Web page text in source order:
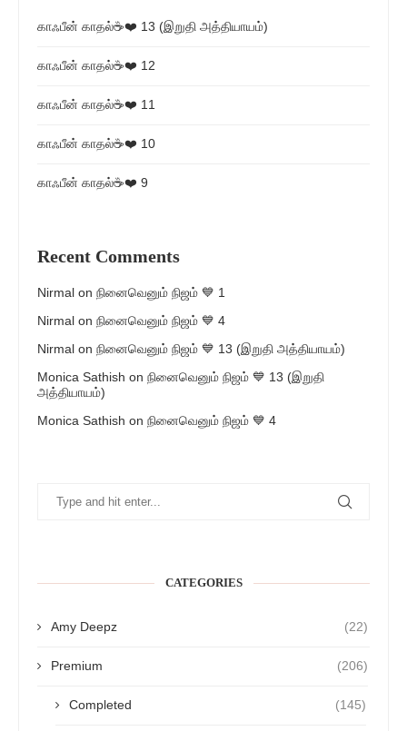
காஃபீன் காதல்☕❤️ 13 (இறுதி அத்தியாயம்)
காஃபீன் காதல்☕❤️ 12
காஃபீன் காதல்☕❤️ 11
காஃபீன் காதல்☕❤️ 10
காஃபீன் காதல்☕❤️ 9
Recent Comments
Nirmal on நினைவெனும் நிஜம் 💙 1
Nirmal on நினைவெனும் நிஜம் 💙 4
Nirmal on நினைவெனும் நிஜம் 💙 13 (இறுதி அத்தியாயம்)
Monica Sathish on நினைவெனும் நிஜம் 💙 13 (இறுதி
அத்தியாயம்)
Monica Sathish on நினைவெனும் நிஜம் 💙 4
CATEGORIES
Amy Deepz (22)
Premium (206)
Completed (145)